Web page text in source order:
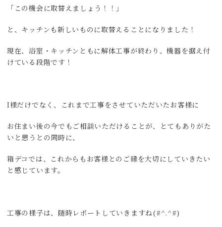
「この機会に取替えましょう！！」
と、キッチンも新しいものに取替えることになりました！
現在、浴室・キッチンともに解体工事が終わり、機器を据え付
けている段階です！
I様だけでなく、これまで工事をさせていただいたお客様に
お住まい後の今でもご相談いただけることが、とてもありがた
いと思うとの同時に、
箱デコでは、これからもお客様とのご縁を大切にしていきたい
と感じています。
工事の様子は、随時レポートしていきますね(#^.^#)